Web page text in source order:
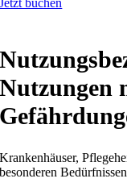
Jetzt buchen
Nutzungen
Krankenhäuser,
besonderen